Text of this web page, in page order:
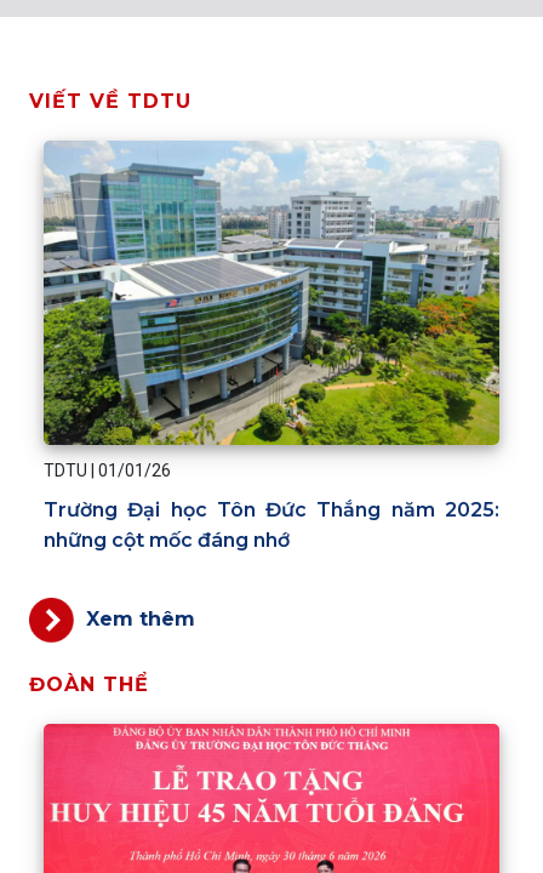
VIẾT VỀ TDTU
TDTU | 01/01/26
Trường Đại học Tôn Đức Thắng năm 2025:
những cột mốc đáng nhớ
Xem thêm
ĐOÀN THỂ